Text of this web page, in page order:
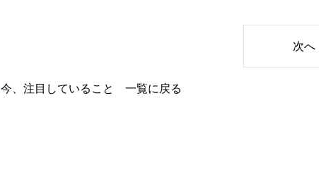
次へ
今、注目していること 一覧に戻る